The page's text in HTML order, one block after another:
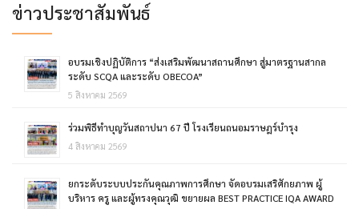
ข่าวประชาสัมพันธ์
อบรมเชิงปฏิบัติการ “ส่งเสริมพัฒนาสถานศึกษา สู่มาตรฐานสากล
ระดับ SCQA และระดับ OBECOA”
5 สิงหาคม 2569
ร่วมพิธีทำบุญวันสถาปนา 67 ปี โรงเรียนถนอมราษฎร์บำรุง
4 สิงหาคม 2569
ยกระดับระบบประกันคุณภาพการศึกษา จัดอบรมเสริศักยภาพ ผู้
บริหาร ครู และผู้ทรงคุณวุฒิ ขยายผล BEST PRACTICE IQA AWARD